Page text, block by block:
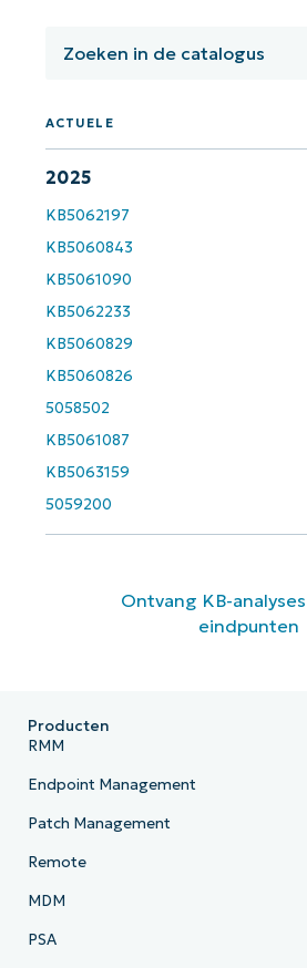
ACTUELE
2025
KB5062197
KB5060843
KB5061090
KB5062233
KB5060829
KB5060826
5058502
KB5061087
KB5063159
5059200
Ontvang KB-
eindpunten
email*
Land
Company
name*
Producten
RMM
Endpoint Management
Patch Management
Remote
MDM
PSA